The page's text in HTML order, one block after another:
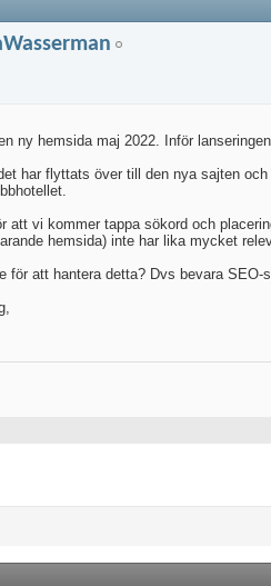
ny hemsida maj 2022. Inför
har flyttats över till den nya sajten
att vi kommer tappa sökord och
hemsida) inte har lika mycket
för att hantera detta? Dvs bevara